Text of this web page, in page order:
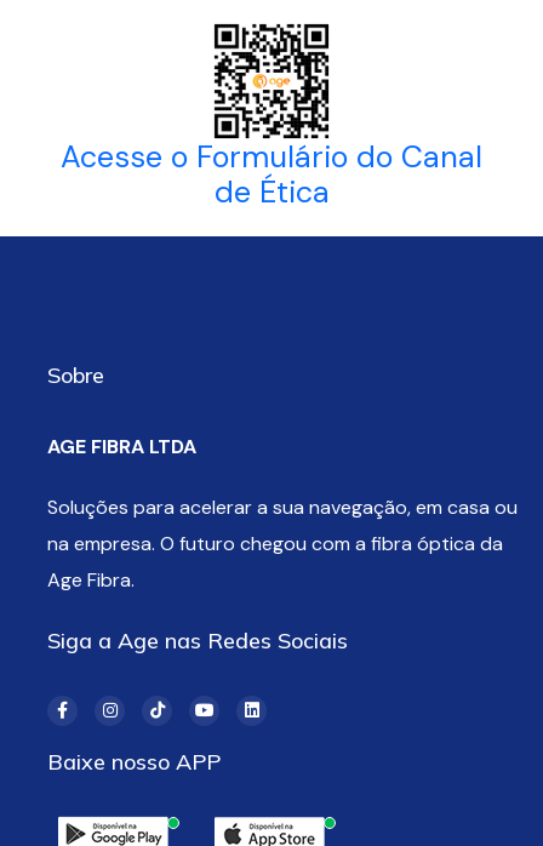
Acesse o Formulário do Canal
de Ética
Sobre
AGE FIBRA LTDA
Soluções para acelerar a sua navegação, em casa ou
na empresa. O futuro chegou com a fibra óptica da
Age Fibra.
Siga a Age nas Redes Sociais
Baixe nosso APP